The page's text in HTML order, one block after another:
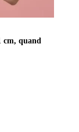
cm, quand